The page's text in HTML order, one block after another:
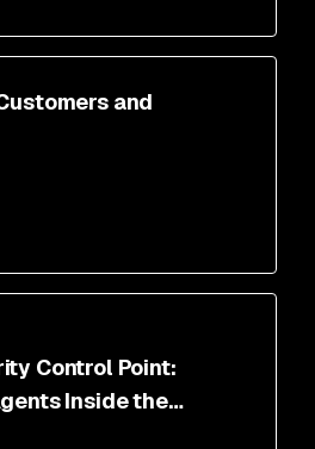
and
Control Point:
Inside the